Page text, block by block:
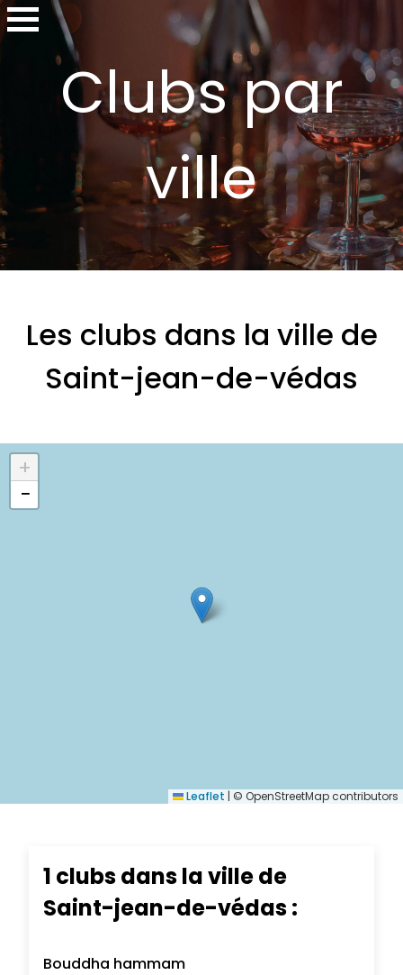
Clubs par
ville
Les clubs dans la ville de
Saint-jean-de-védas
+
−
Leaflet | © OpenStreetMap contributors
1 clubs dans la ville de
Saint-jean-de-védas :
Bouddha hammam